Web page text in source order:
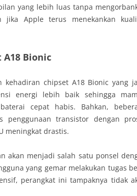
yang lebih luas tanpa
jika Apple terus menekankan
Bionic
chipset A18 Bionic yang
energi lebih baik sehingga
cepat habis. Bahkan,
penggunaan transistor dengan
meningkat drastis.
akan menjadi salah satu ponsel
yang gemar melakukan tugas
perangkat ini tampaknya tidak